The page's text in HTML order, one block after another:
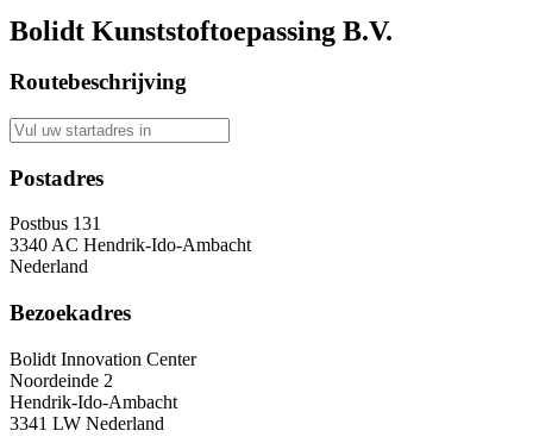
Bolidt Kunststoftoepassing B.V.
Routebeschrijving
Postadres
Postbus 131
3340 AC Hendrik-Ido-Ambacht
Nederland
Bezoekadres
Bolidt Innovation Center
Noordeinde 2
Hendrik-Ido-Ambacht
3341 LW Nederland